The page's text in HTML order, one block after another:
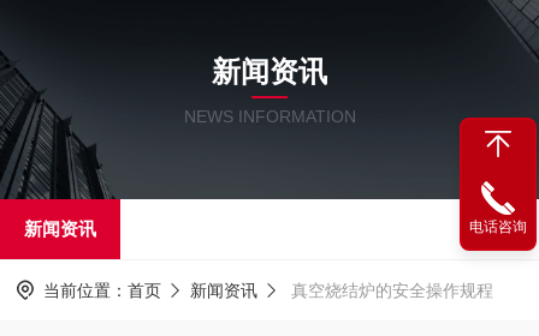
新闻资讯
NEWS INFORMATION
新闻资讯
当前位置： 首页 新闻资讯 真空烧结炉的安全操作规程
电话咨询